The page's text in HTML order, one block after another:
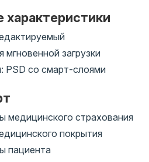
характеристики
мгновенной загрузки
PSD со смарт-слоями
медицинского страхования
покрытия
пациента